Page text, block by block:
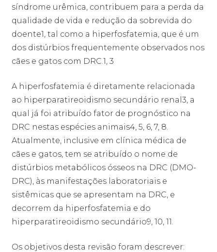
síndrome urêmica, contribuem para a perda da
qualidade de vida e redução da sobrevida do
doente1, tal como a hiperfosfatemia, que é um
dos distúrbios frequentemente observados nos
cães e gatos com DRC.1, 3
A hiperfosfatemia é diretamente relacionada
ao hiperparatireoidismo secundário renal3, a
qual já foi atribuído fator de prognóstico na
DRC nestas espécies animais4, 5, 6, 7, 8.
Atualmente, inclusive em clínica médica de
cães e gatos, tem se atribuído o nome de
distúrbios metabólicos ósseos na DRC (DMO-
DRC), às manifestações laboratoriais e
sistêmicas que se apresentam na DRC, e
decorrem da hiperfosfatemia e do
hiperparatireoidismo secundário9, 10, 11.
Os objetivos desta revisão foram descrever: